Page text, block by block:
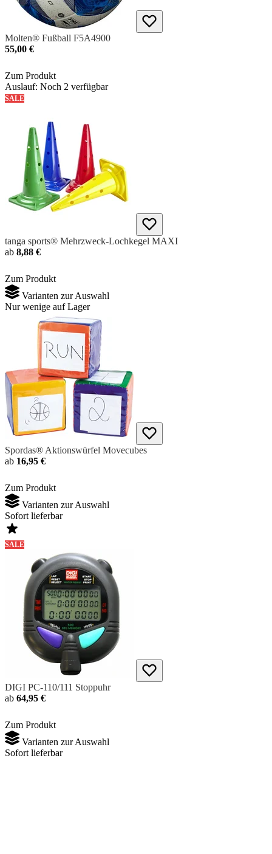
Molten® Fußball F5A4900
55,00 €
Zum Produkt
Auslauf: Noch 2 verfügbar
SALE
tanga sports® Mehrzweck-Lochkegel MAXI
ab 8,88 €
Zum Produkt
Varianten zur Auswahl
Nur wenige auf Lager
Spordas® Aktionswürfel Movecubes
ab 16,95 €
Zum Produkt
Varianten zur Auswahl
Sofort lieferbar
SALE
DIGI PC-110/111 Stoppuhr
ab 64,95 €
Zum Produkt
Varianten zur Auswahl
Sofort lieferbar